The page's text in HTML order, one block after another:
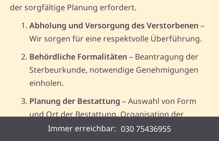
der sorgfältige Planung erfordert.
Abholung und Versorgung des Verstorbenen –
Wir sorgen für eine respektvolle Überführung.
Behördliche Formalitäten – Beantragung der
Sterbeurkunde, notwendige Genehmigungen
einholen.
Planung der Bestattung – Auswahl von Form
und Ort der Bestattung, Organisation der
Trauerfeier.
Immer erreichbar: 030 75436955